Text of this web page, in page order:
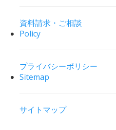
資料請求・ご相談
Policy
プライバシーポリシー
Sitemap
サイトマップ